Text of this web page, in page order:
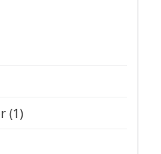
(1)